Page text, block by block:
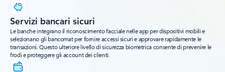
Servizi bancari sicuri
Le banche integrano il riconoscimento facciale nelle app per dispositivi mobili e
selezionano gli bancomat per fornire accessi sicuri e approvare rapidamente le
transazioni. Questo ulteriore livello di sicurezza biometrica consente di prevenire le
frodi e proteggere gli account dei clienti.